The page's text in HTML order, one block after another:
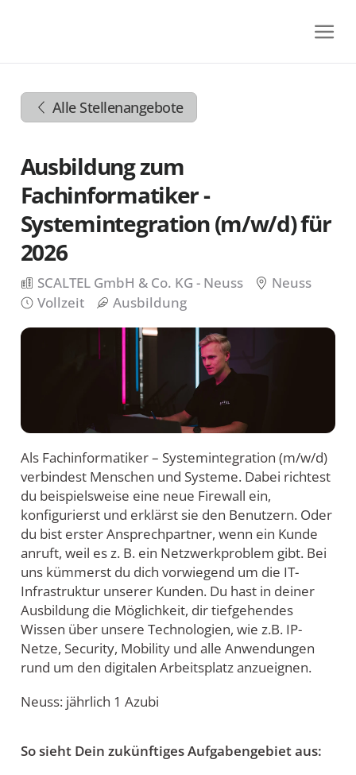
Zur
Navigation
springen
Zum
springen
Alle Stellenangebote
Ausbildung zum
Fachinformatiker -
Systemintegration (m/w/d) für
2026
SCALTEL GmbH & Co. KG - Neuss
Neuss
Vollzeit
Ausbildung
Als Fachinformatiker – Systemintegration (m/w/d)
verbindest Menschen und Systeme. Dabei richtest
du beispielsweise eine neue Firewall ein,
konfigurierst und erklärst sie den Benutzern. Oder
du bist erster Ansprechpartner, wenn ein Kunde
anruft, weil es z. B. ein Netzwerkproblem gibt. Bei
uns kümmerst du dich vorwiegend um die IT-
Infrastruktur unserer Kunden. Du hast in deiner
Ausbildung die Möglichkeit, dir tiefgehendes
Wissen über unsere Technologien, wie z.B. IP-
Netze, Security, Mobility und alle Anwendungen
rund um den digitalen Arbeitsplatz anzueignen.
Neuss: jährlich 1 Azubi
So sieht Dein zukünftiges Aufgabengebiet aus: